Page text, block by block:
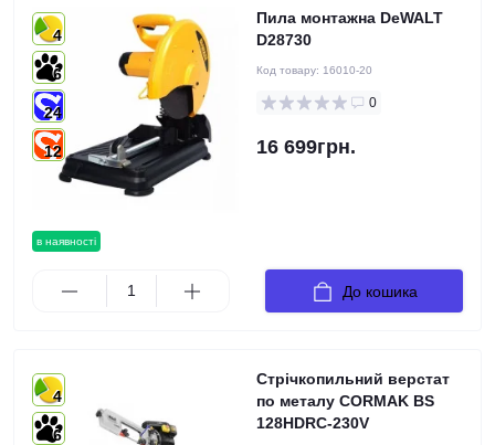
в наявності
4
6
24
12
Пила монтажна DeWALT
D28730
Код товару: 16010-20
0
16 699грн.
До кошика
4
6
Стрічкопильний верстат
по металу CORMAK BS
128HDRC-230V